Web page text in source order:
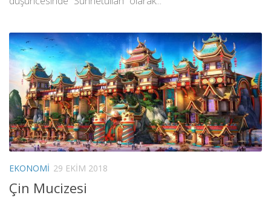
EKONOMI 29 EKIM 2018
Çin Mucizesi